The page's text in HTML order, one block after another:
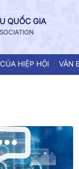
QUỐC GIA
HIỆP HỘI VĂN